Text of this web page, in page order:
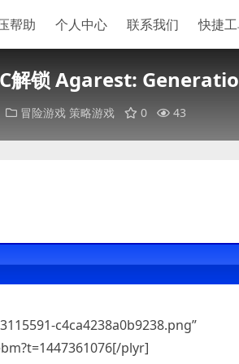
帮助 个人中心 联系我们 快捷
解锁 Agarest:
冒险游戏 策略游戏 0 43
c4ca4238a0b9238.png”
plyr]